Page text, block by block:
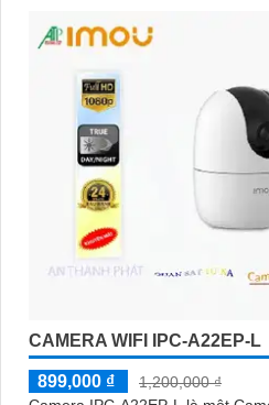
CAMERA WIFI IPC-A22EP-L
899,000 ₫
1,200,000 ₫